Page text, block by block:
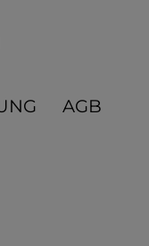
AGB